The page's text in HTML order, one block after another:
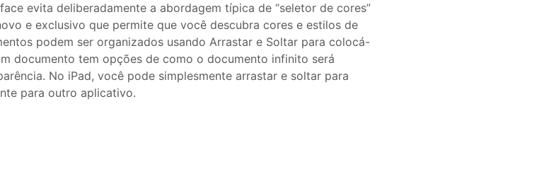
evita deliberadamente a abordagem típica de “seletor de cores”
e exclusivo que permite que você descubra cores e estilos de
podem ser organizados usando Arrastar e Soltar para colocá-
documento tem opções de como o documento infinito será
No iPad, você pode simplesmente arrastar e soltar para
para outro aplicativo.